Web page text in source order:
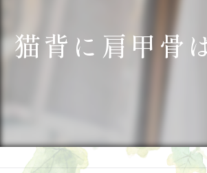
猫背に肩甲骨